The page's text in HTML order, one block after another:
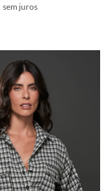
sem juros